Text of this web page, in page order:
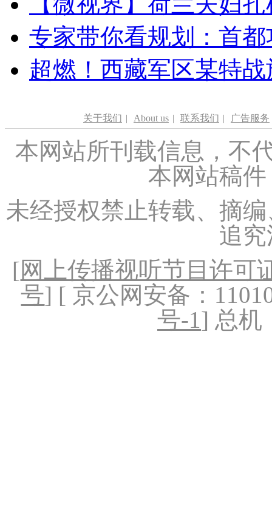
专家带你看规划：首
超燃！西藏军区某特
关于我们 | About us | 联系我们 | 广告服务
本网站所刊载信息，不
本网站稿
未经授权禁止转载、摘
追
[网上传播视听节目许可
号] [ 京公网安备：
号-1] 总机